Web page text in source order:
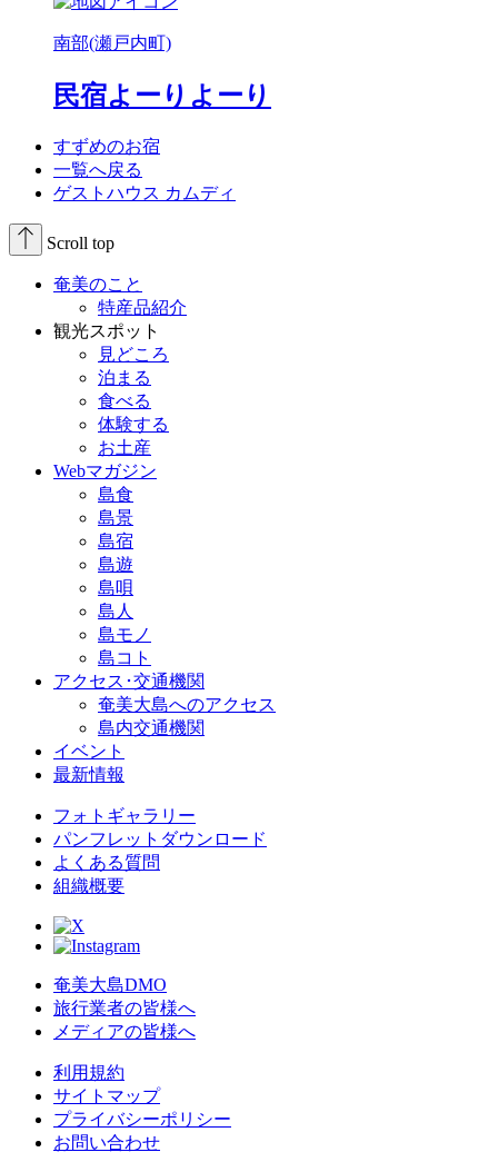
南部(瀬戸内町)
民宿よーりよーり
すずめのお宿
一覧へ戻る
ゲストハウス カムディ
Scroll top
奄美のこと
特産品紹介
観光スポット
見どころ
泊まる
食べる
体験する
お土産
Webマガジン
島食
島景
島宿
島遊
島唄
島人
島モノ
島コト
アクセス･交通機関
奄美大島へのアクセス
島内交通機関
イベント
最新情報
フォトギャラリー
パンフレットダウンロード
よくある質問
組織概要
奄美大島DMO
旅行業者の皆様へ
メディアの皆様へ
利用規約
サイトマップ
プライバシーポリシー
お問い合わせ